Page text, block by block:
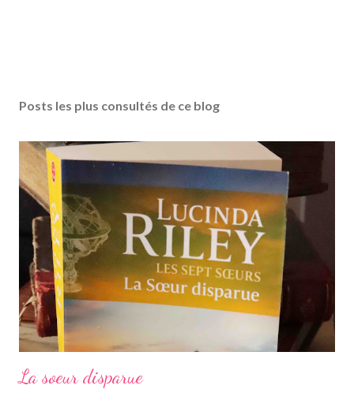
Posts les plus consultés de ce blog
La soeur disparue